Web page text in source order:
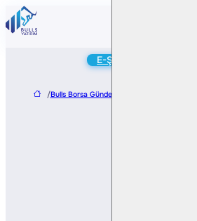
E-Şube
/Bulls Borsa Gündem